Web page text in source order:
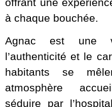
à chaque bouchée.
Agnac est une
l’authenticité et le
habitants se
atmosphère
séduire par